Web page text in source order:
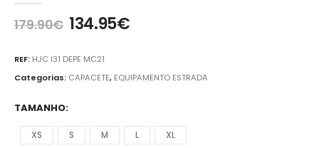
179.90€ 134.95€
REF: HJC I31 DEPE MC21
Categorias: CAPACETE, EQUIPAMENTO ESTRADA
TAMANHO
XS S M L XL